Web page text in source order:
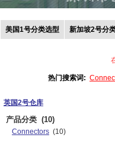
美国1号分类选型 新加坡2号分
热门搜索词:
英国2号仓库
产品分类 (10)
Connectors (10)